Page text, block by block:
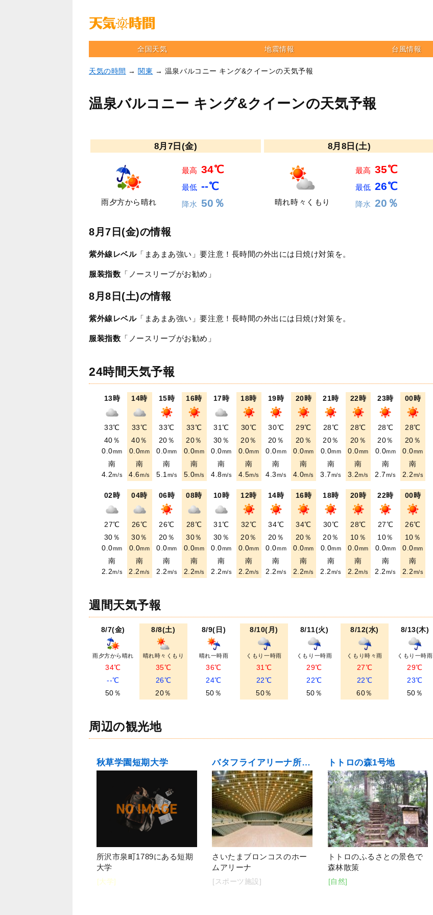
全国天気 地震情報 台風情報
天気の時間 → 関東 → 温泉バルコニー キング&クイーンの天気予報
温泉バルコニー キング&クイーンの天気予報
8月7日(金)
雨夕方から晴れ
最高 34℃
最低 --℃
降水 50％
8月8日(土)
晴れ時々くもり
最高 35℃
最低 26℃
降水 20％
8月7日(金)の情報
紫外線レベル「まあまあ強い」要注意！長時間の外出には日焼け対策を。
服装指数 「ノースリーブがお勧め」
8月8日(土)の情報
紫外線レベル「まあまあ強い」要注意！長時間の外出には日焼け対策を。
服装指数 「ノースリーブがお勧め」
24時間天気予報
13時
33℃
40％
0.0mm
南
4.2m/s
14時
33℃
40％
0.0mm
南
4.6m/s
15時
33℃
20％
0.0mm
南
5.1m/s
16時
33℃
20％
0.0mm
南
5.0m/s
17時
31℃
30％
0.0mm
南
4.8m/s
18時
30℃
20％
0.0mm
南
4.5m/s
19時
30℃
20％
0.0mm
南
4.3m/s
20時
29℃
20％
0.0mm
南
4.0m/s
21時
28℃
20％
0.0mm
南
3.7m/s
22時
28℃
20％
0.0mm
南
3.2m/s
23時
28℃
20％
0.0mm
南
2.7m/s
00時
28℃
20％
0.0mm
南
2.2m/s
02時
27℃
30％
0.0mm
南
2.2m/s
04時
26℃
30％
0.0mm
南
2.2m/s
06時
26℃
20％
0.0mm
南
2.2m/s
08時
28℃
30％
0.0mm
南
2.2m/s
10時
31℃
30％
0.0mm
南
2.2m/s
12時
32℃
20％
0.0mm
南
2.2m/s
14時
34℃
20％
0.0mm
南
2.2m/s
16時
34℃
20％
0.0mm
南
2.2m/s
18時
30℃
20％
0.0mm
南
2.2m/s
20時
28℃
10％
0.0mm
南
2.2m/s
22時
27℃
10％
0.0mm
南
2.2m/s
00時
26℃
10％
0.0mm
南
2.2m/s
週間天気予報
8/7(金)
雨夕方から晴れ
34℃
--℃
50％
8/8(土)
晴れ時々くもり
35℃
26℃
20％
8/9(日)
晴れ一時雨
36℃
24℃
50％
8/10(月)
くもり一時雨
31℃
22℃
50％
8/11(火)
くもり一時雨
29℃
22℃
50％
8/12(水)
くもり時々雨
27℃
22℃
60％
8/13(木)
くもり一時雨
29℃
23℃
50％
周辺の観光地
秋草学園短期大学
所沢市泉町1789にある短期
大学
[大学]
バタフライアリーナ所沢（所沢市民体育館）
さいたまブロンコスのホー
ムアリーナ
[スポーツ施設]
トトロの森1号地
トトロのふるさとの景色で
森林散策
[自然]